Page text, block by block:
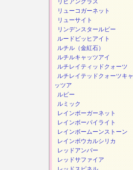
リビアングラス
リューコガーネット
リューサイト
リンデンスタールビー
ルードビッヒアイト
ルチル（金紅石）
ルチルキャッツアイ
ルチレイティッドクォーツ
ルチレイテッドクォーツキャ
ッツア
ルビー
ルミック
レインボーガーネット
レインボーパイライト
レインボームーンストーン
レインボウカルシリカ
レッドアンバー
レッドサファイア